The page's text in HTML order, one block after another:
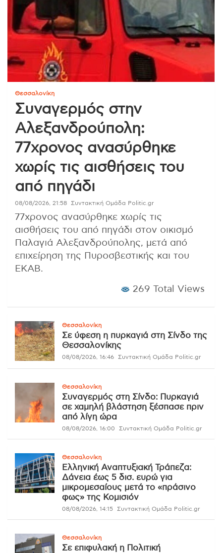
Θεσσαλονίκη
Συναγερμός στην
Αλεξανδρούπολη:
77χρονος ανασύρθηκε
χωρίς τις αισθήσεις του
από πηγάδι
08/08/2026, 21:58 Συντακτική Ομάδα Politic.gr
77χρονος ανασύρθηκε χωρίς τις
αισθήσεις του από πηγάδι στον οικισμό
Παλαγιά Αλεξανδρούπολης, μετά από
επιχείρηση της Πυροσβεστικής και του
ΕΚΑΒ.
269 Total Views
Θεσσαλονίκη
Σε ύφεση η πυρκαγιά στη Σίνδο της
Θεσσαλονίκης
08/08/2026, 16:46 Συντακτική Ομάδα Politic.gr
Θεσσαλονίκη
Συναγερμός στη Σίνδο: Πυρκαγιά
σε χαμηλή βλάστηση ξέσπασε πριν
από λίγη ώρα
08/08/2026, 16:00 Συντακτική Ομάδα Politic.gr
Θεσσαλονίκη
Ελληνική Αναπτυξιακή Τράπεζα:
Δάνεια έως 5 δισ. ευρώ για
μικρομεσαίους μετά το «πράσινο
φως» της Κομισιόν
08/08/2026, 14:15 Συντακτική Ομάδα Politic.gr
Θεσσαλονίκη
Σε επιφυλακή η Πολιτική